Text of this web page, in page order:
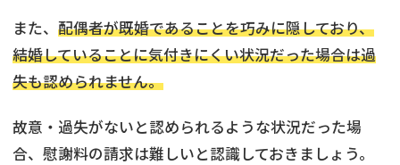
また、 配偶者が既婚であることを巧みに隠しており、
結婚していることに気付きにくい状況だった場合は過
失も認められません。
故意・過失がないと認められるような状況だった場
合、慰謝料の請求は難しいと認識しておきましょう。